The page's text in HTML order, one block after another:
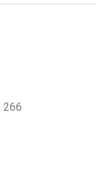
266